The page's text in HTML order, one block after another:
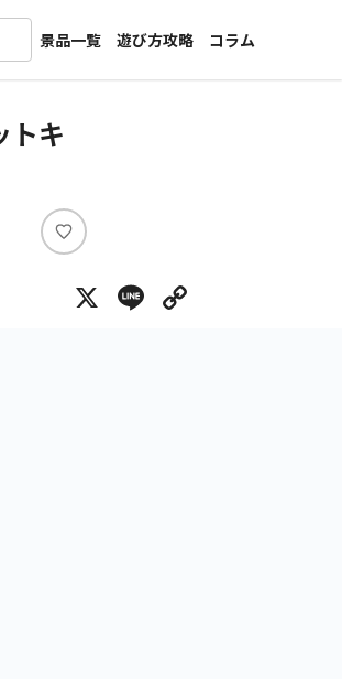
景品一覧
新着景品
カテゴリ一覧
遊び方攻略
コラム
インタビュー
トキ
い
ね
X Line